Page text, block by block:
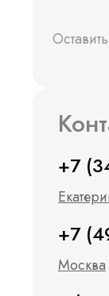
+7
+7
Москва